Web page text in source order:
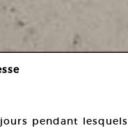
pendant